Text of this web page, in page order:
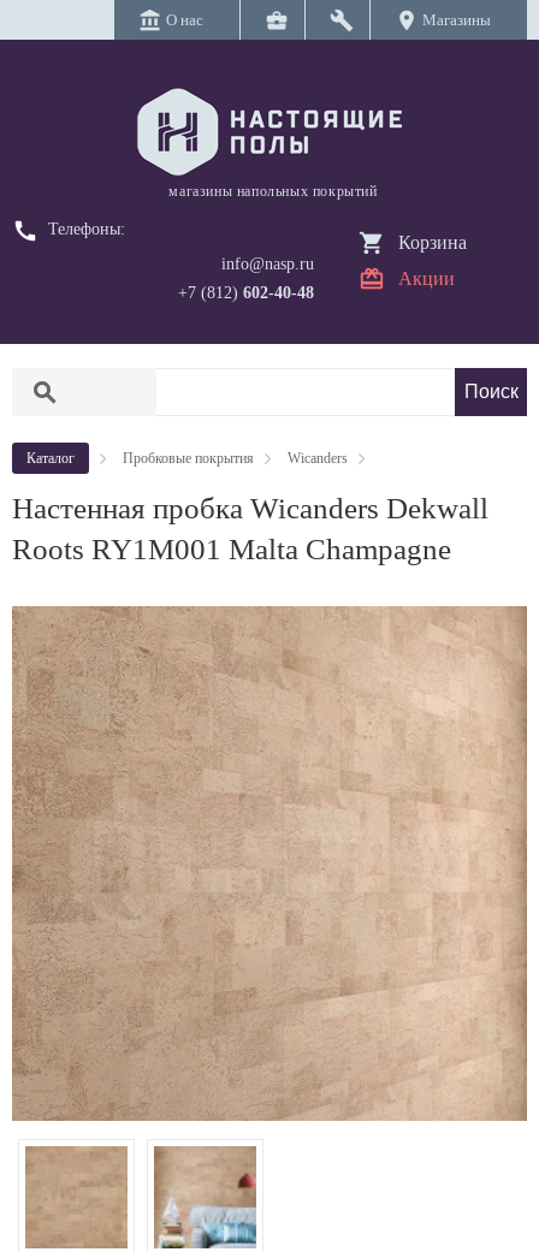
account_balance О нас business_center build location_on Магазины
магазины напольных покрытий
call
Телефоны:
info@nasp.ru
+7 (812) 602-40-48
Корзина
Акции
search
Каталог Пробковые покрытия Wicanders
Настенная пробка Wicanders Dekwall
Roots RY1M001 Malta Champagne